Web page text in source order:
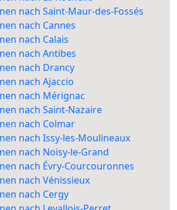
nach Saint-Maur-des-Fossés
nach Cannes
nach Calais
nach Antibes
nach Drancy
nach Ajaccio
nach Mérignac
nach Saint-Nazaire
nach Colmar
nach Issy-les-Moulineaux
nach Noisy-le-Grand
nach Évry-Courcouronnes
nach Vénissieux
nach Cergy